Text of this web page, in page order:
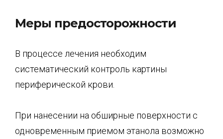
Меры предосторожности
В процессе лечения необходим
систематический контроль картины
периферической крови.
При нанесении на обширные поверхности с
одновременным приемом этанола возможно